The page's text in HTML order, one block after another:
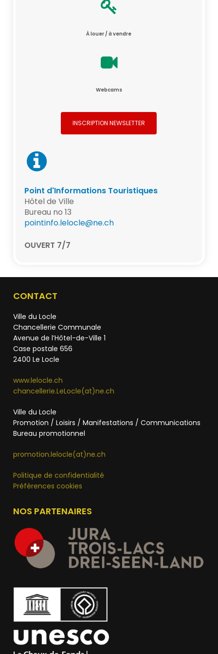
À louer / à vendre
Webcams
INSCRIPTION NEWSLETTER
Point d'Informations Touristiques
Hôtel de Ville
Bureau no 13
pointinfo.lelocle@ne.ch
OUVERT 7/7
CONTACT
Ville du Locle
Chancellerie Communale
Avenue de l’Hôtel-de-Ville 1
Case postale 656
2400 Le Locle
www.lelocle.ch
chancellerie.LeLocle(at)ne.ch
Ville du Locle
Promotion / Loisirs / Manifestations / Communications
Bureau promotionnel
promotion.lelocle(at)ne.ch
Politique de confidentialité
Préférences cookies
NOS PARTENAIRES